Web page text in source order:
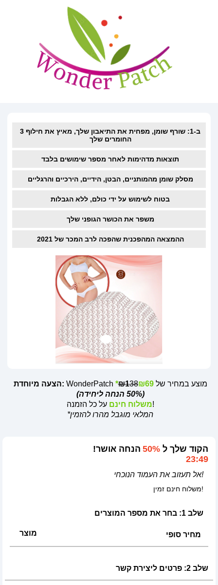
3 ב-1: שורף שומן, מפחית את התיאבון שלך, מאיץ את חילוף
החומרים שלך
תוצאות מדהימות לאחר מספר שימושים בלבד
מסלק שומן מהמותניים, הבטן, הידיים, הירכיים והרגליים
בטוח לשימוש על ידי כולם, ללא הגבלות
משפר את הכושר הגופני שלך
ההמצאה המהפכנית שהפכה לרב המכר של 2021
הצעה מיוחדת: WonderPatch מוצע במחיר של ₪138₪69*
(50% הנחה ליחידה)
משלוח חינםעל כל הזמנה!
*המלאי מוגבל מהרו להזמין
!הקוד שלך ל 50% הנחה אושר
23:49
אל תעזוב את העמוד הנוכחי!
משלוח חינם זמין!
שלב 1: בחר את מספר המוצרים
מוצר מחיר סופי
שלב 2: פרטים ליצירת קשר